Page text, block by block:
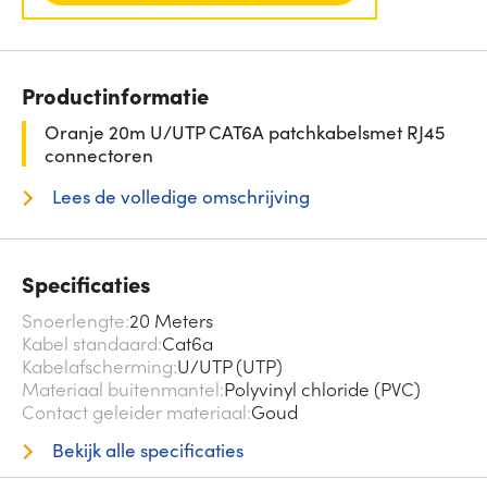
Productinformatie
Oranje 20m U/UTP CAT6A patchkabelsmet RJ45
connectoren
Lees de volledige omschrijving
Specificaties
Snoerlengte 20 Meters
Kabel standaard Cat6a
Kabelafscherming U/UTP (UTP)
Materiaal buitenmantel Polyvinyl chloride (PVC)
Contact geleider materiaal Goud
Bekijk alle specificaties